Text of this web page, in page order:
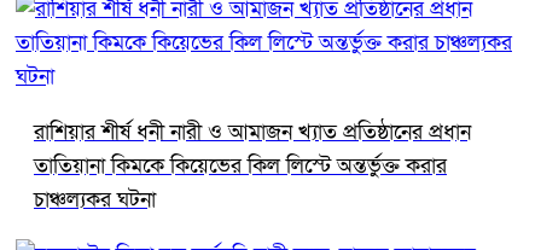
রাশিয়ার শীর্ষ ধনী নারী ও আমাজন খ্যাত প্রতিষ্ঠানের প্রধান
তাতিয়ানা কিমকে কিয়েভের কিল লিস্টে অন্তর্ভুক্ত করার
চাঞ্চল্যকর ঘটনা